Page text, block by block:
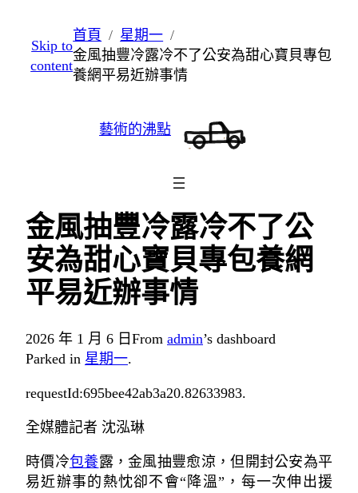
至
主
Skip to
content
首頁
星期一
金風抽豐冷露冷不了公安為甜心寶貝專包
養網平易近辦事情
藝術的沸點
金風抽豐冷露冷不了公
安為甜心寶貝專包養網
平易近辦事情
2026 年 1 月 6 日 From admin’s dashboard
Parked in 星期一.
requestId:695bee42ab3a20.82633983.
全媒體記者 沈泓琳
時價冷包養露，金風抽豐愈涼，但開封公安為平
易近辦事的熱忱卻不會“降溫”，每一次伸出援